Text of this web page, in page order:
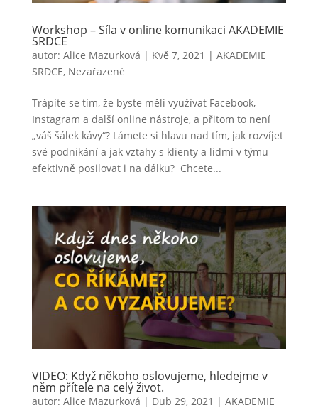
Workshop – Síla v online komunikaci AKADEMIE
SRDCE
autor: Alice Mazurková | Kvě 7, 2021 | AKADEMIE
SRDCE, Nezařazené
Trápíte se tím, že byste měli využívat Facebook,
Instagram a další online nástroje, a přitom to není
„váš šálek kávy“? Lámete si hlavu nad tím, jak rozvíjet
své podnikání a jak vztahy s klienty a lidmi v týmu
efektivně posilovat i na dálku? Chcete...
VIDEO: Když někoho oslovujeme, hledejme v
něm přítele na celý život.
autor: Alice Mazurková | Dub 29, 2021 | AKADEMIE